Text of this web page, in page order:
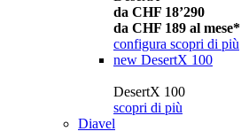
da CHF 18’290
da CHF 189 al mese*
configura scopri di più
new DesertX 100
DesertX 100
scopri di più
Diavel